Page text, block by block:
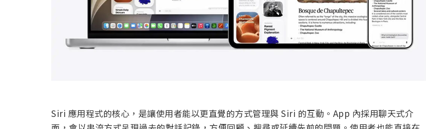
Siri 應用程式的核心，是讓使用者能以更直覺的方式管理與 Siri 的互動。App 內採用聊天式介